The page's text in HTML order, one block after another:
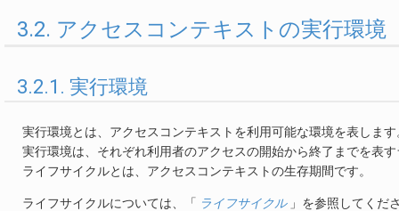
3.2. アクセスコンテキストの実行環境
3.2.1. 実行環境
実行環境とは、アクセスコンテキストを利用可能な環境を表します
実行環境は、それぞれ利用者のアクセスの開始から終了までを表
ライフサイクルとは、アクセスコンテキストの生存期間です。
ライフサイクルについては、「 ライフサイクル」を参照してくだ